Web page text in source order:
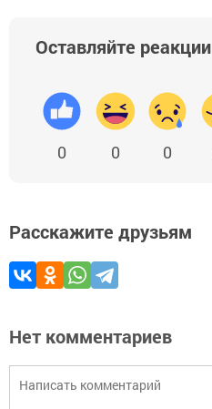
Оставляйте реакции
0 0 0
Расскажите друзьям
Нет комментариев